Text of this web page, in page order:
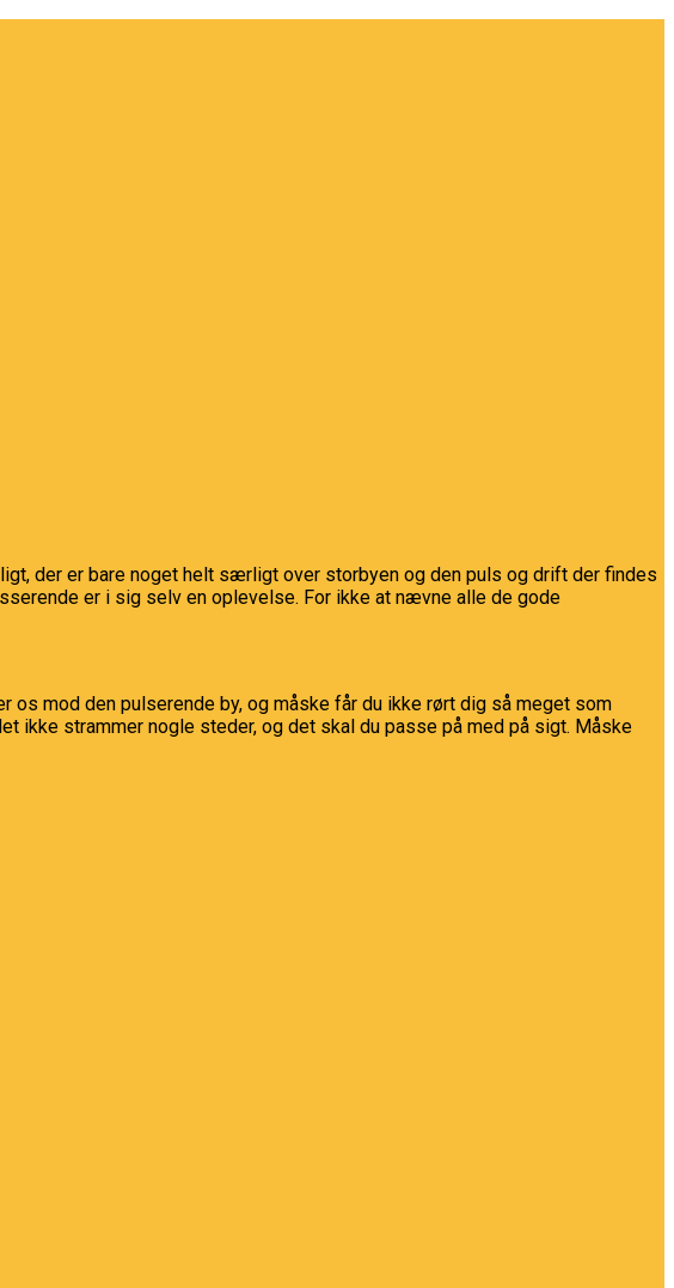
der er bare noget helt særligt over storbyen og den puls og drift der findes
er i sig selv en oplevelse. For ikke at nævne alle de gode
mod den pulserende by, og måske får du ikke rørt dig så meget som
ikke strammer nogle steder, og det skal du passe på med på sigt. Måske